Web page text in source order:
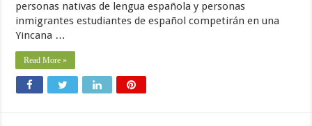
personas nativas de lengua española y personas
inmigrantes estudiantes de español competirán en una
Yincana …
Read More »